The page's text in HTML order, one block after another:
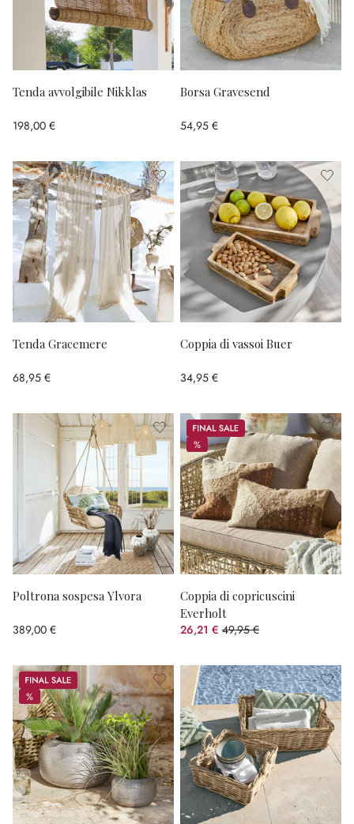
Tenda avvolgibile Nikklas
198,00 €
Borsa Gravesend
54,95 €
Tenda Gracemere
68,95 €
Coppia di vassoi Buer
34,95 €
Poltrona sospesa Ylvora
389,00 €
Sale
%
%
Coppia di copricuscini
Everholt
26,21 € 49,95 €
(risparmio 47.53%)
Sale
%
%